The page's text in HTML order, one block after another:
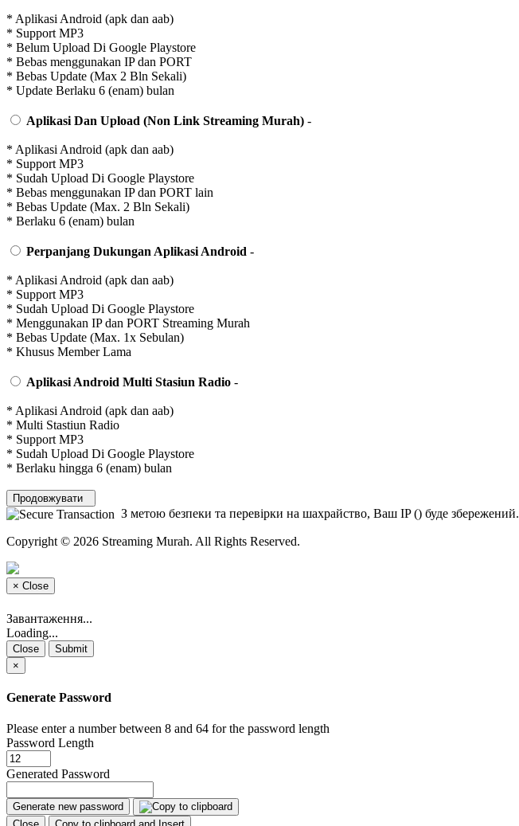
* Aplikasi Android (apk dan aab)
* Support MP3
* Belum Upload Di Google Playstore
* Bebas menggunakan IP dan PORT
* Bebas Update (Max 2 Bln Sekali)
* Update Berlaku 6 (enam) bulan
Aplikasi Dan Upload (Non Link Streaming Murah) -
* Aplikasi Android (apk dan aab)
* Support MP3
* Sudah Upload Di Google Playstore
* Bebas menggunakan IP dan PORT lain
* Bebas Update (Max. 2 Bln Sekali)
* Berlaku 6 (enam) bulan
Perpanjang Dukungan Aplikasi Android -
* Aplikasi Android (apk dan aab)
* Support MP3
* Sudah Upload Di Google Playstore
* Menggunakan IP dan PORT Streaming Murah
* Bebas Update (Max. 1x Sebulan)
* Khusus Member Lama
Aplikasi Android Multi Stasiun Radio -
* Aplikasi Android (apk dan aab)
* Multi Stastiun Radio
* Support MP3
* Sudah Upload Di Google Playstore
* Berlaku hingga 6 (enam) bulan
Продовжувати
З метою безпеки та перевірки на шахрайство, Ваш IP () буде збережений.
Copyright © 2026 Streaming Murah. All Rights Reserved.
× Close
Завантаження...
Loading...
Close
Submit
×
Generate Password
Please enter a number between 8 and 64 for the password length
Password Length
Generated Password
Generate new password